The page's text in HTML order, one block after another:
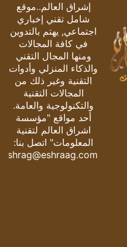
إشراق العالم..موقع
شامل تقني إخباري
اجتماعي, يهتم بالتدوين
في كافة المجالات
ومنها المجال التقني
والذكاء المنزلي وأدوات
التقنية وغير ذلك من
المجالات التقنية
والتكنولوجية والعامة.
أحد مواقع "مؤسسة
اشراق العالم لتقنية
المعلومات" اتصل بنا:
eshrag@eshraag.com